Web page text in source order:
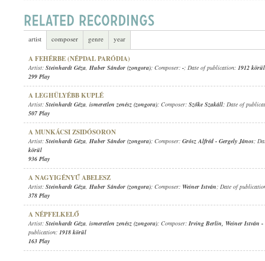
artist composer genre year
A FEHÉRBE (NÉPDAL PARÓDIA)
Artist: Steinhardt Géza, Huber Sándor (zongora); Composer: -; Date of publication: 1912 körül
299 Play
A LEGHÜLYÉBB KUPLÉ
Artist: Steinhardt Géza, ismeretlen zenész (zongora); Composer: Szőke Szakáll; Date of
507 Play
A MUNKÁCSI ZSIDÓSORON
Artist: Steinhardt Géza, Huber Sándor (zongora); Composer: Grósz Alfréd - Gergely János;
körül
936 Play
A NAGYIGÉNYŰ ABELESZ
Artist: Steinhardt Géza, Huber Sándor (zongora); Composer: Weiner István; Date of
378 Play
A NÉPFELKELŐ
Artist: Steinhardt Géza, ismeretlen zenész (zongora); Composer: Irving Berlin, Weiner István -
publication: 1918 körül
163 Play